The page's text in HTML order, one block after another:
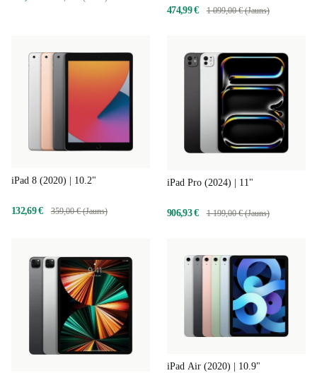
474,99 € 1 099,00 € (Jauns)
iPad 8 (2020) | 10.2"
132,69 € 359,00 € (Jauns)
iPad Pro (2024) | 11"
906,93 € 1 199,00 € (Jauns)
iPad Air (2020) | 10.9"